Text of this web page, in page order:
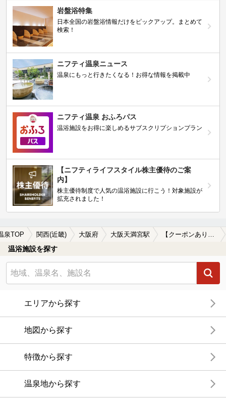
岩盤浴特集
日本全国の岩盤浴情報だけをピックアップ。まとめて
検索！
ニフティ温泉ニュース
温泉にもっと行きたくなる！お得な情報を掲載中
ニフティ温泉 おふろパス
温浴施設をお得に楽しめるサブスクリプションプラン
【ニフティライフスタイル株主優待のご案
内】
株主優待制度で人気の温浴施設に行こう！対象施設が
拡充されました！
泉TOP 関西(近畿) 大阪府 大阪天満宮駅 【クーポンあり】源泉かけ流しが楽しめる大阪天満宮駅近くの温泉、日帰り温泉、スーパー銭湯おすすめ
温浴施設を探す
エリアから探す
地図から探す
特徴から探す
温泉地から探す